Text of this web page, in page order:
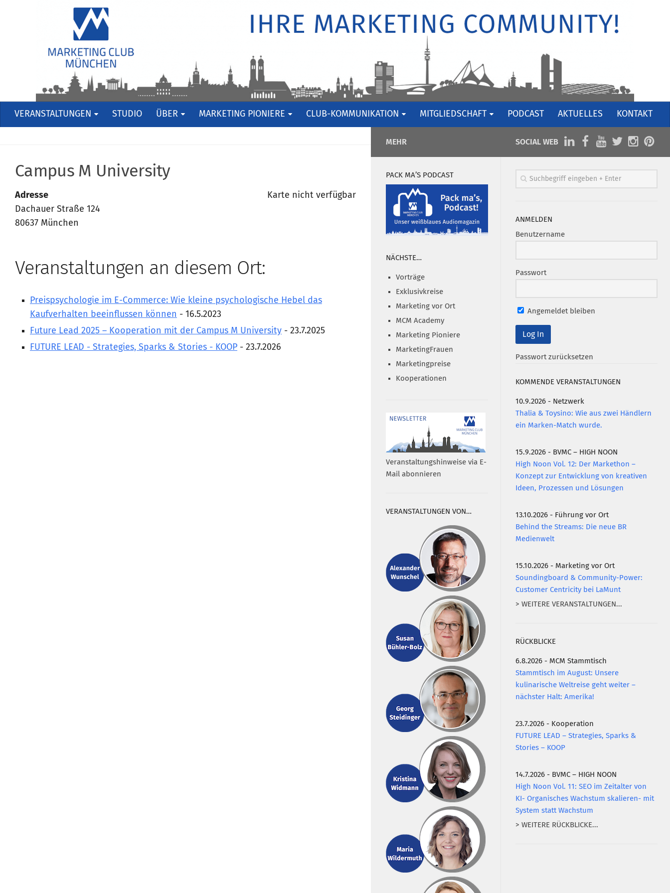
VERANSTALTUNGEN STUDIO ÜBER MARKETING PIONIERE CLUB-KOMMUNIKATION MITGLIEDSCHAFT PODCAST AKTUELLES KONTAKT
Campus M University
Karte nicht verfügbar
Adresse
Dachauer Straße 124
80637 München
Veranstaltungen an diesem Ort:
Preispsychologie im E-Commerce: Wie kleine psychologische Hebel das
Kaufverhalten beeinflussen können - 16.5.2023
Future Lead 2025 – Kooperation mit der Campus M University - 23.7.2025
FUTURE LEAD - Strategies, Sparks & Stories - KOOP - 23.7.2026
SOCIAL WEB
ANMELDEN
Benutzername
Passwort
Angemeldet bleiben
Passwort zurücksetzen
KOMMENDE VERANSTALTUNGEN
10.9.2026 - Netzwerk
Thalia & Toysino: Wie aus zwei Händlern
ein Marken-Match wurde.
15.9.2026 - BVMC – HIGH NOON
High Noon Vol. 12: Der Markethon –
Konzept zur Entwicklung von kreativen
Ideen, Prozessen und Lösungen
13.10.2026 - Führung vor Ort
Behind the Streams: Die neue BR
Medienwelt
15.10.2026 - Marketing vor Ort
Soundingboard & Community-Power:
Customer Centricity bei LaMunt
> WEITERE VERANSTALTUNGEN...
RÜCKBLICKE
6.8.2026 - MCM Stammtisch
Stammtisch im August: Unsere
kulinarische Weltreise geht weiter –
nächster Halt: Amerika!
23.7.2026 - Kooperation
FUTURE LEAD – Strategies, Sparks &
Stories – KOOP
14.7.2026 - BVMC – HIGH NOON
High Noon Vol. 11: SEO im Zeitalter von
KI- Organisches Wachstum skalieren- mit
System statt Wachstum
> WEITERE RÜCKBLICKE...
MEHR
PACK MA’S PODCAST
NÄCHSTE…
Vorträge
Exklusivkreise
Marketing vor Ort
MCM Academy
Marketing Pioniere
MarketingFrauen
Marketingpreise
Kooperationen
Veranstaltungshinweise via E-
Mail abonnieren
VERANSTALTUNGEN VON…